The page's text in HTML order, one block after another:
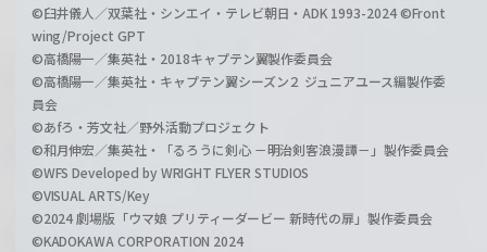
©臼井儀人／双葉社・シンエイ・テレビ朝日・ADK 1993-2024 ©Front
wing/Project GPT
©高橋陽一／集英社・2018キャプテン翼製作委員会
©高橋陽一／集英社・キャプテン翼シーズン２ ジュニアユース編製作委
員会
©あfろ・芳文社／野外活動プロジェクト
©和月伸宏／集英社・「るろうに剣心 －明治剣客浪漫譚－」製作委員会
©WFS Developed by WRIGHT FLYER STUDIOS
©VISUAL ARTS/Key
©2024 劇場版「ウマ娘 プリティーダービー 新時代の扉」製作委員会
©KADOKAWA CORPORATION 2024